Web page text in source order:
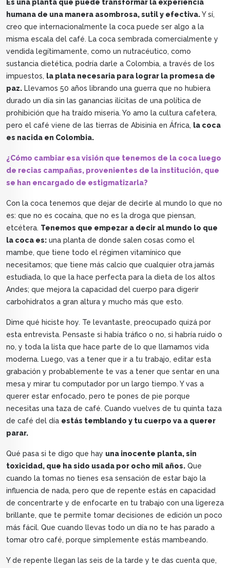
Es una planta que puede transformar la experiencia
humana de una manera asombrosa, sutil y efectiva.Y sí,
creo que internacionalmente la coca puede ser algo a la
misma escala del café. La coca sembrada comercialmente y
vendida legítimamente, como un nutracéutico, como
sustancia dietética, podría darle a Colombia, a través de los
impuestos, la plata necesaria para lograr la promesa de
paz. Llevamos 50 años librando una guerra que no hubiera
durado un día sin las ganancias ilícitas de una política de
prohibición que ha traído miseria. Yo amo la cultura cafetera,
pero el café viene de las tierras de Abisinia en África, la coca
es nacida en Colombia.
¿Cómo cambiar esa visión que tenemos de la coca luego
de recias campañas, provenientes de la institución, que
se han encargado de estigmatizarla?
Con la coca tenemos que dejar de decirle al mundo lo que no
es: que no es cocaína, que no es la droga que piensan,
etcétera. Tenemos que empezar a decir al mundo lo que
la coca es: una planta de donde salen cosas como el
mambe, que tiene todo el régimen vitamínico que
necesitamos; que tiene más calcio que cualquier otra jamás
estudiada, lo que la hace perfecta para la dieta de los altos
Andes; que mejora la capacidad del cuerpo para digerir
carbohidratos a gran altura y mucho más que esto.
Dime qué hiciste hoy. Te levantaste, preocupado quizá por
esta entrevista. Pensaste si había tráfico o no, si habría ruido o
no, y toda la lista que hace parte de lo que llamamos vida
moderna. Luego, vas a tener que ir a tu trabajo, editar esta
grabación y probablemente te vas a tener que sentar en una
mesa y mirar tu computador por un largo tiempo. Y vas a
querer estar enfocado, pero te pones de pie porque
necesitas una taza de café. Cuando vuelves de tu quinta taza
de café del día estás temblando y tu cuerpo va a querer
parar.
Qué pasa si te digo que hay una inocente planta, sin
toxicidad, que ha sido usada por ocho mil años. Que
cuando la tomas no tienes esa sensación de estar bajo la
influencia de nada, pero que de repente estás en capacidad
de concentrarte y de enfocarte en tu trabajo con una ligereza
brillante, que te permite tomar decisiones de edición un poco
más fácil. Que cuando llevas todo un día no te has parado a
tomar otro café, porque simplemente estás mambeando.
Y de repente llegan las seis de la tarde y te das cuenta que,